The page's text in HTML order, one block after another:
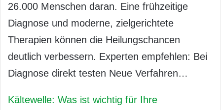
26.000 Menschen daran. Eine frühzeitige
Diagnose und moderne, zielgerichtete
Therapien können die Heilungschancen
deutlich verbessern. Experten empfehlen: Bei
Diagnose direkt testen Neue Verfahren…
Kältewelle: Was ist wichtig für Ihre